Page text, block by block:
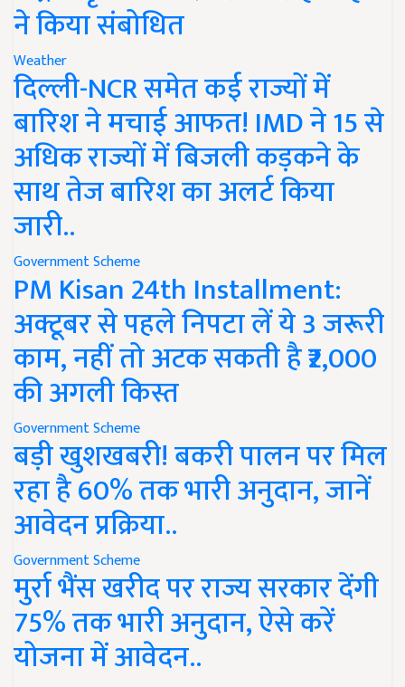
ने किया संबोधित
Weather
दिल्ली-NCR समेत कई राज्यों में
बारिश ने मचाई आफत! IMD ने 15 से
अधिक राज्यों में बिजली कड़कने के
साथ तेज बारिश का अलर्ट किया
जारी..
Government Scheme
PM Kisan 24th Installment:
अक्टूबर से पहले निपटा लें ये 3 जरूरी
काम, नहीं तो अटक सकती है ₹2,000
की अगली किस्त
Government Scheme
बड़ी खुशखबरी! बकरी पालन पर मिल
रहा है 60% तक भारी अनुदान, जानें
आवेदन प्रक्रिया..
Government Scheme
मुर्रा भैंस खरीद पर राज्य सरकार देंगी
75% तक भारी अनुदान, ऐसे करें
योजना में आवेदन..